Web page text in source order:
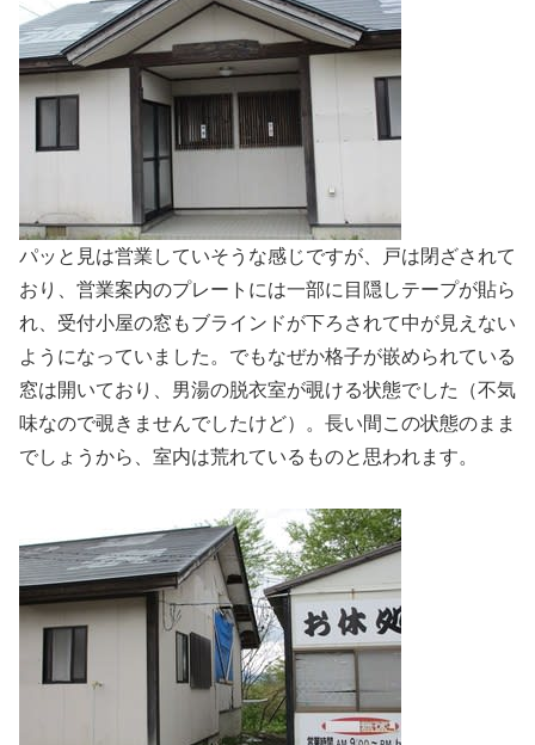
パッと見は営業していそうな感じですが、戸は閉ざされて
おり、営業案内のプレートには一部に目隠しテープが貼ら
れ、受付小屋の窓もブラインドが下ろされて中が見えない
ようになっていました。でもなぜか格子が嵌められている
窓は開いており、男湯の脱衣室が覗ける状態でした（不気
味なので覗きませんでしたけど）。長い間この状態のまま
でしょうから、室内は荒れているものと思われます。